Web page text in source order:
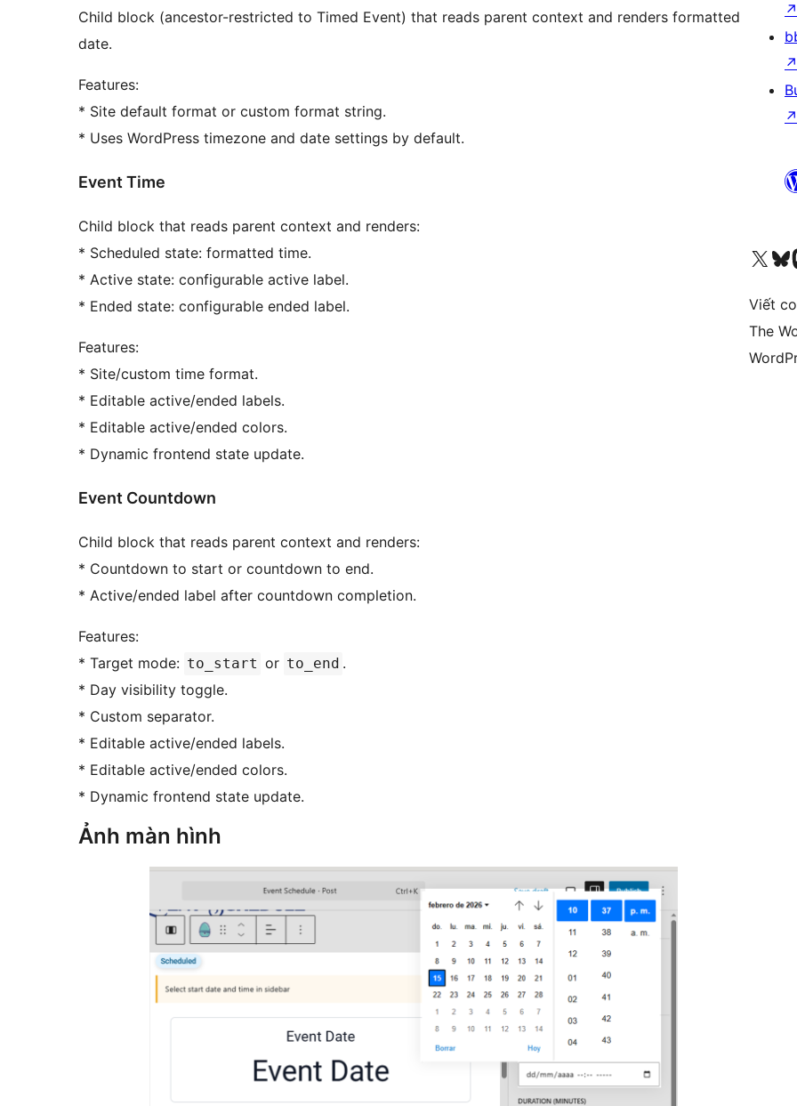
Child block (ancestor-restricted to Timed Event) that reads parent context and renders formatted
date.
Features:
* Site default format or custom format string.
* Uses WordPress timezone and date settings by default.
Event Time
Child block that reads parent context and renders:
* Scheduled state: formatted time.
* Active state: configurable active label.
* Ended state: configurable ended label.
Features:
* Site/custom time format.
* Editable active/ended labels.
* Editable active/ended colors.
* Dynamic frontend state update.
Event Countdown
Child block that reads parent context and renders:
* Countdown to start or countdown to end.
* Active/ended label after countdown completion.
Features:
* Target mode: to_start or to_end .
* Day visibility toggle.
* Custom separator.
* Editable active/ended labels.
* Editable active/ended colors.
* Dynamic frontend state update.
Ảnh màn hình
↗
↗
↗
Truy cập tài khoản X (trước đây là Twitter) của chúng tôiVisit
Viết
The